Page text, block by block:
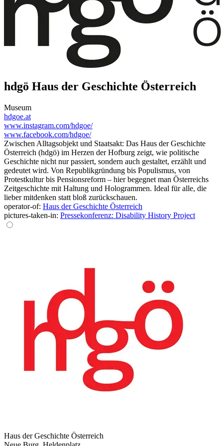
hdgö Haus der Geschichte Österreich
Museum
hdgoe.at
www.instagram.com/hdgoe/
www.facebook.com/hdgoe/
Zwischen Alltagsobjekt und Staatsakt: Das Haus der Geschichte
Österreich (hdgö) im Herzen der Hofburg zeigt, wie politische
Geschichte nicht nur passiert, sondern auch gestaltet, erzählt und
gedeutet wird. Von Republikgründung bis Populismus, von
Protestkultur bis Pensionsreform – hier begegnet man Österreichs
Zeitgeschichte mit Haltung und Hologrammen. Ideal für alle, die
lieber mitdenken statt bloß zurückschauen.
operator-of: Haus der Geschichte Österreich
pictures-taken-in: Pressekonferenz: Disability History Project
Haus der Geschichte Österreich